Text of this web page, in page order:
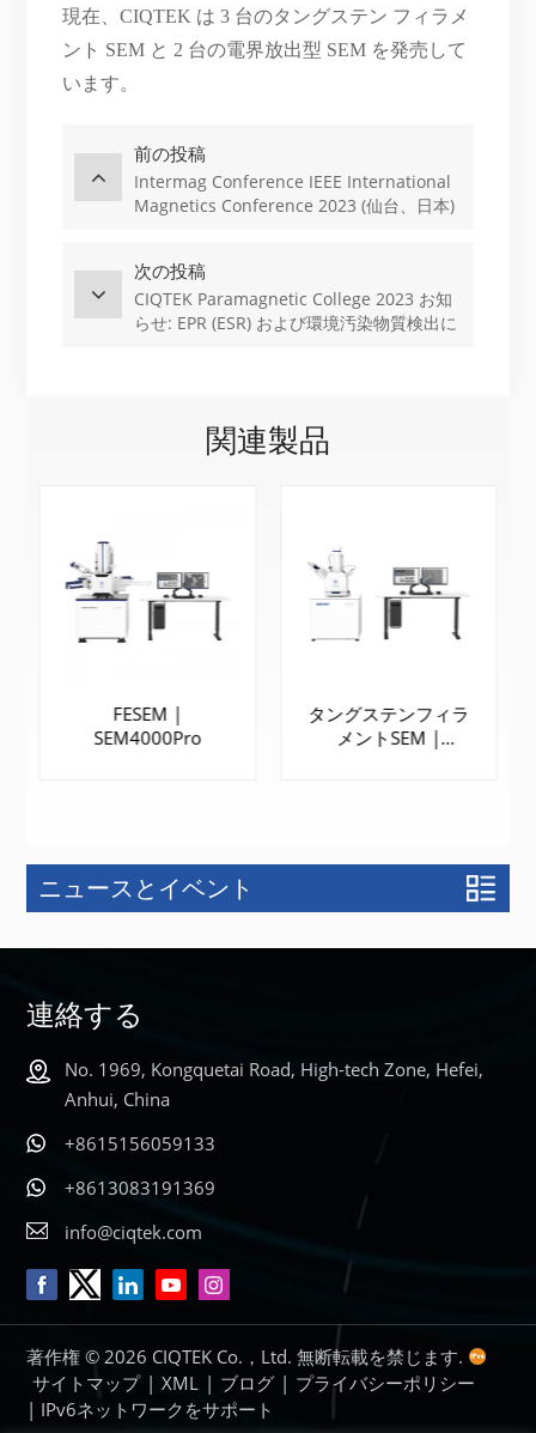
現在、CIQTEK は 3 台のタングステン フィラメ
ント SEM と 2 台の電界放出型 SEM を発売して
います。
前の投稿
Intermag Conference IEEE International
Magnetics Conference 2023 (仙台、日本)
次の投稿
CIQTEK Paramagnetic College 2023 お知
らせ: EPR (ESR) および環境汚染物質検出に
関連製品
FESEM |
SEM4000Pro
もっと詳しく
タングステンフィラ
メントSEM |
もっと詳しく
ニュースとイベント
連絡する
No. 1969, Kongquetai Road, High-tech Zone, Hefei,
Anhui, China
+8615156059133
+8613083191369
info@ciqtek.com
著作権 © 2026 CIQTEK Co.，Ltd. 無断転載を禁じます.
サイトマップ | XML | ブログ | プライバシーポリシー
| IPv6ネットワークをサポート